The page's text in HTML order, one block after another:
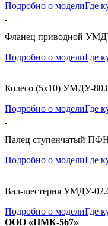
Подробно о моделиГде
Фланец приводной
Подробно о моделиГде
Колесо (5х10) УМДУ-
Подробно о моделиГде
Палец ступенчатый
Подробно о моделиГде
Вал-шестерня УМДУ-
Подробно о моделиГде
ООО «ПМК-567»